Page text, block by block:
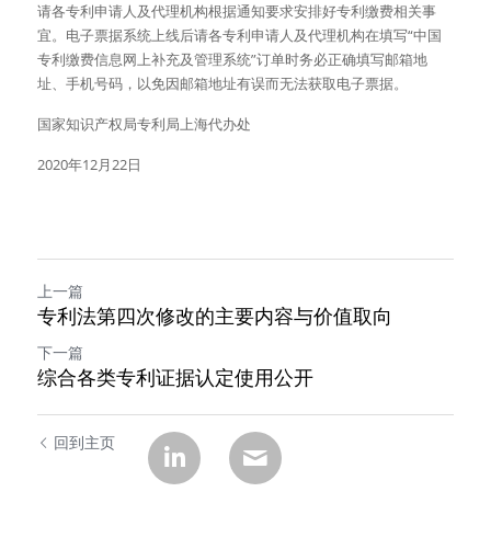
请各专利申请人及代理机构根据通知要求安排好专利缴费相关事
宜。电子票据系统上线后请各专利申请人及代理机构在填写“中国
专利缴费信息网上补充及管理系统”订单时务必正确填写邮箱地
址、手机号码，以免因邮箱地址有误而无法获取电子票据。
国家知识产权局专利局上海代办处
2020年12月22日
上一篇
专利法第四次修改的主要内容与价值取向
下一篇
综合各类专利证据认定使用公开
回到主页